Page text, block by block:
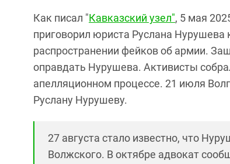
Как писал "Кавказский узел", 5 мая
приговорил юриста Руслана
распространении фейков об армии.
оправдать Нурушева. Активисты
апелляционном процессе. 21 июля
Руслану Нурушеву.
27 августа стало известно, что
Волжского. В октябре адвокат